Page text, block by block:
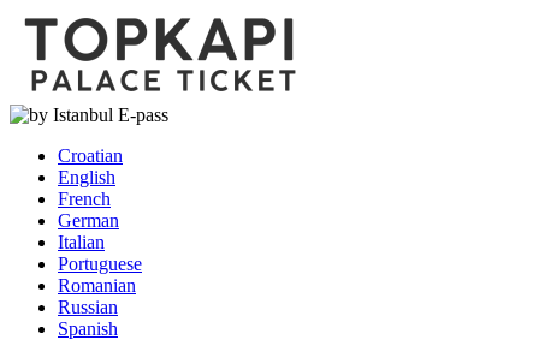
Croatian
English
French
German
Italian
Portuguese
Romanian
Russian
Spanish